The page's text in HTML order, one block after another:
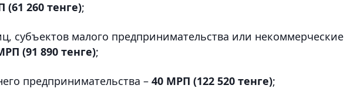
(61 260 тенге);
субъектов малого предпринимательства или некоммерческие
(91 890 тенге);
предпринимательства – 40 МРП (122 520 тенге);